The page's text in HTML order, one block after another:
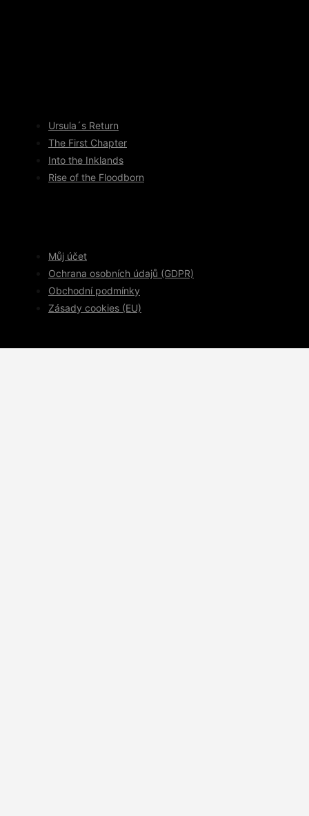
Ursula´s Return
The First Chapter
Into the Inklands
Rise of the Floodborn
Můj účet
Ochrana osobních údajů (GDPR)
Obchodní podmínky
Zásady cookies (EU)